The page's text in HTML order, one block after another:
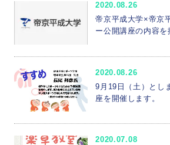
2020.08.26
帝京平成大学×帝京
ー公開講座の内容を
2020.08.26
9⽉19⽇（⼟）とし
座を開催します。
2020.07.08